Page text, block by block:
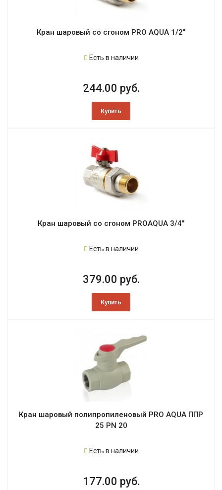
Кран шаровый со сгоном PRO AQUA 1/2"
Есть в наличии
244.00 руб.
Купить
Кран шаровый со сгоном PROAQUA 3/4"
Есть в наличии
379.00 руб.
Купить
Кран шаровый полипропиленовый PRO AQUA ППР
25 PN 20
Есть в наличии
177.00 руб.